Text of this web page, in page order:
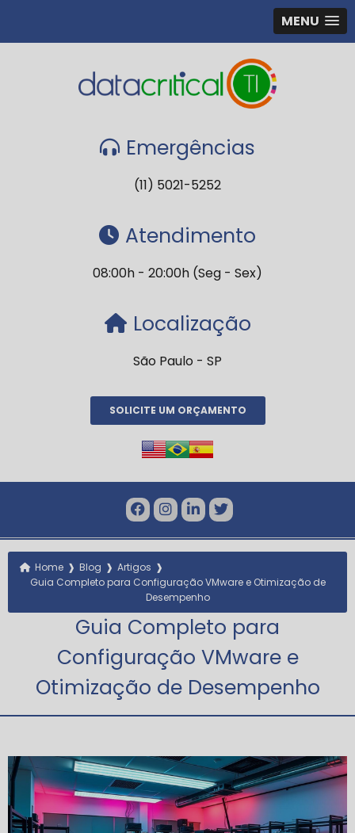
MENU
Emergências
(11) 5021-5252
Atendimento
08:00h - 20:00h (Seg - Sex)
Localização
São Paulo - SP
SOLICITE UM ORÇAMENTO
Home ❱ Blog ❱ Artigos ❱
Guia Completo para Configuração VMware e Otimização de
Desempenho
Guia Completo para
Configuração VMware e
Otimização de Desempenho